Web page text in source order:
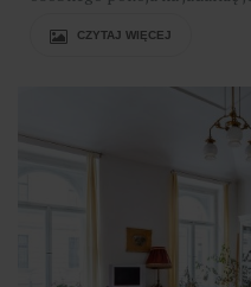
CZYTAJ WIĘCEJ